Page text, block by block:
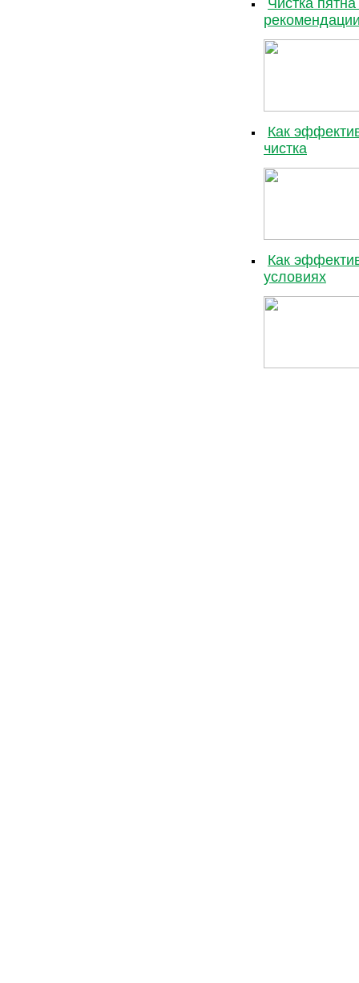
Чистка
Как
чистка
Как
условиях